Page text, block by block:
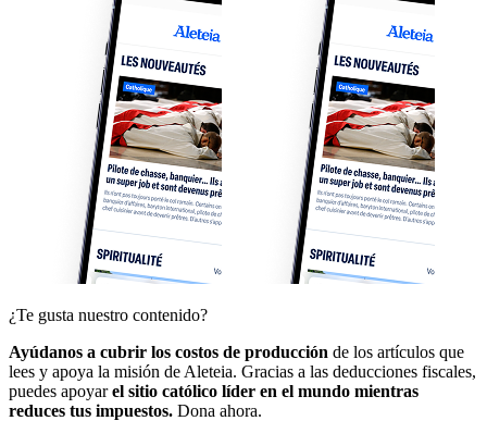
¿Te gusta nuestro contenido?
Ayúdanos a cubrir los costos de producción de los artículos que
lees y apoya la misión de Aleteia. Gracias a las deducciones fiscales,
puedes apoyarel sitio católico líder en el mundo mientras
reduces tus impuestos. Dona ahora.